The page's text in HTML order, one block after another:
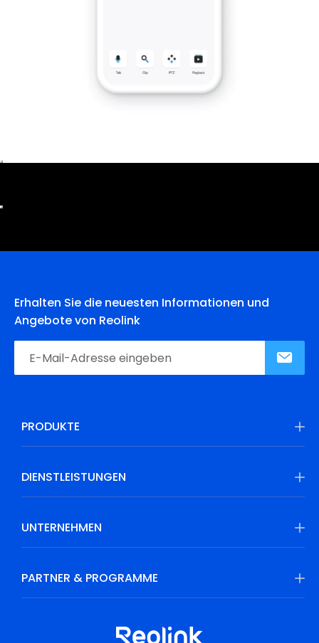
Erhalten Sie die neuesten Informationen und
Angebote von Reolink
PRODUKTE
DIENSTLEISTUNGEN
UNTERNEHMEN
PARTNER & PROGRAMME